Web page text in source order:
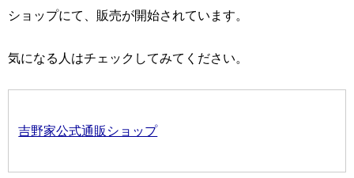
ショップにて、販売が開始されています。
気になる人はチェックしてみてください。
吉野家公式通販ショップ